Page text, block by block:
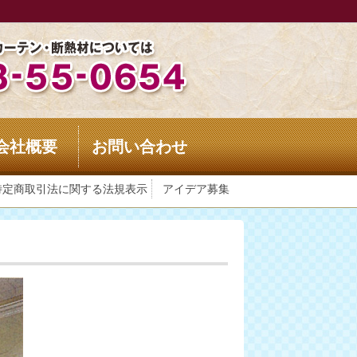
社概要 お問い合わせ
定商取引法に関する法規表示 アイデア募集